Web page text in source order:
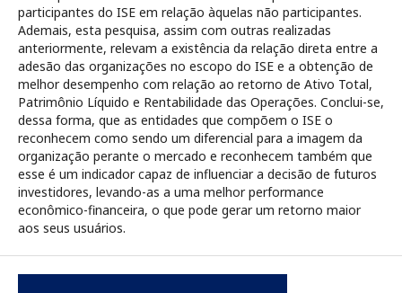
participantes do ISE em relação àquelas não participantes.
Ademais, esta pesquisa, assim com outras realizadas
anteriormente, relevam a existência da relação direta entre a
adesão das organizações no escopo do ISE e a obtenção de
melhor desempenho com relação ao retorno de Ativo Total,
Patrimônio Líquido e Rentabilidade das Operações. Conclui-se,
dessa forma, que as entidades que compõem o ISE o
reconhecem como sendo um diferencial para a imagem da
organização perante o mercado e reconhecem também que
esse é um indicador capaz de influenciar a decisão de futuros
investidores, levando-as a uma melhor performance
econômico-financeira, o que pode gerar um retorno maior
aos seus usuários.